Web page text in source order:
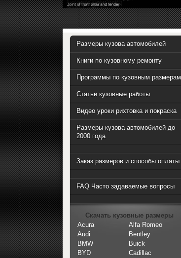
Размеры кузова автомобилей
Книги по кузовному ремонту
Программы по кузовным размерам
Статьи кузовные работы
Видео уроки рихтовка и покраска
Размеры кузова автомобилей до
2000 года
Заказ размеров и способы оплаты
FAQ Часто задаваемые вопросы
Скачать кузовные размеры
Acura
Alfa Romeo
Audi
Bentley
BMW
Buick
BYD
Cadillac